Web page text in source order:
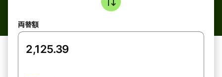
両替額